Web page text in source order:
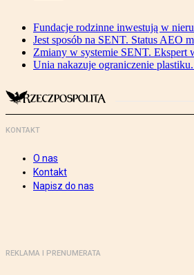
Fundacje rodzinne inwestują w
Jest sposób na SENT. Status AEO
Zmiany w systemie SENT. Ekspert
Unia nakazuje ograniczenie
KONTAKT
O nas
Kontakt
Napisz do nas
REKLAMA I PRENUMERATA